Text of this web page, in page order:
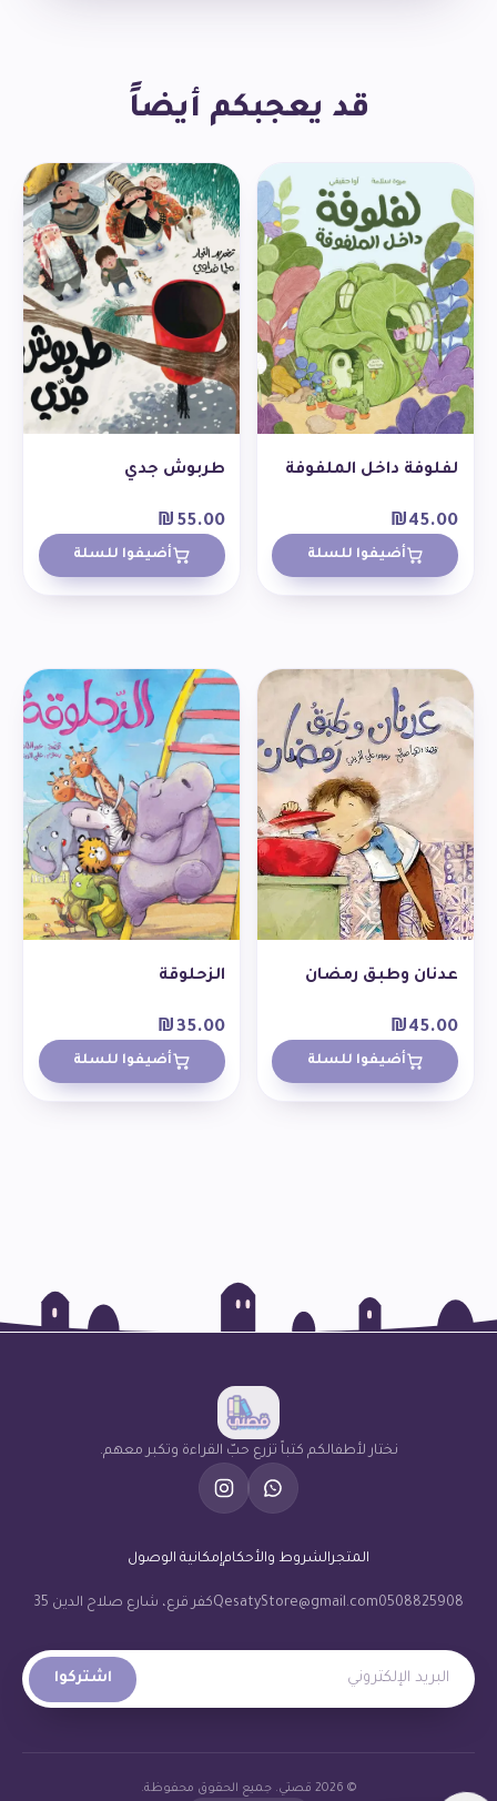
قد يعجبكم أيضاً
لفلوفة داخل الملفوفة
₪45.00
أضيفوا للسلة
طربوش جدي
₪ 55.00
أضيفوا للسلة
عدنان وطبق رمضان
₪45.00
أضيفوا للسلة
الزحلوقة
₪35.00
أضيفوا للسلة
نختار لأطفالكم كتباً تزرع حبّ القراءة وتكبر معهم.
المتجرالشروط والأحكامإمكانية الوصول
0508825908
QesatyStore@gmail.comكفر قرع، شارع صلاح الدين 35
البريد الإلكتروني
اشتركوا
© 2026 قصتي. جميع الحقوق محفوظة.